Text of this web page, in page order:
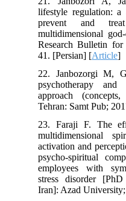
lifestyle regulation:
prevent and
multidimensional
Research Bulletin
41. [Persian] [Article
22. Janbozorgi M,
psychotherapy
approach
Tehran: Samt Pub;
23. Faraji F. The
multidimensional
activation and
psycho-spiritual
employees with
stress disorder
Iran]: Azad